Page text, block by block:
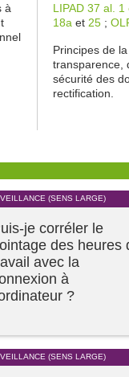
à
LIPAD 37 al. 1
18a et 25 ;
Principes de
transparence,
sécurité des
rectification.
(SENS LARGE)
je corréler le
des heures
avec la
à
?
(SENS LARGE)